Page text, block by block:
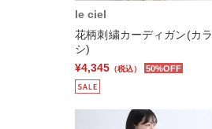
le ciel
花柄刺繍カーディガン(カラ
シ)
¥4,345 （税込） 50%OFF